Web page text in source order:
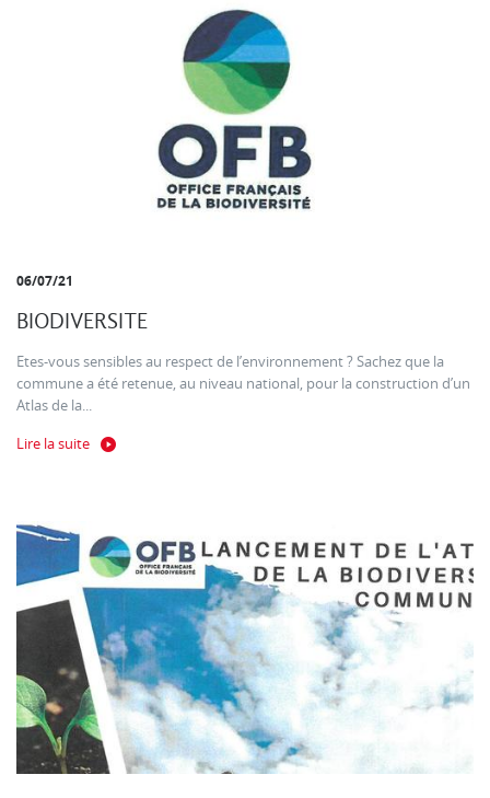
06/07/21
BIODIVERSITE
Etes-vous sensibles au respect de l’environnement ? Sachez que la
commune a été retenue, au niveau national, pour la construction d’un
Atlas de la...
Lire la suite